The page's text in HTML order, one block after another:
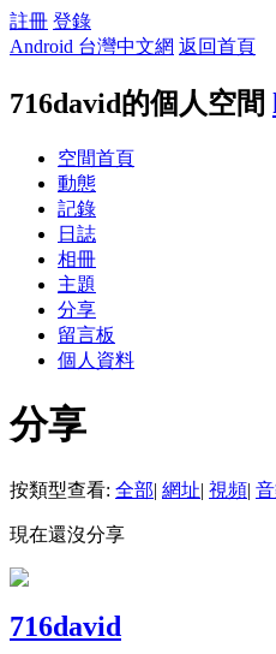
註冊 登錄
Android 台灣中文網 返回首頁
716david的個人空間
空間首頁
動態
記錄
日誌
相冊
主題
分享
留言板
個人資料
分享
按類型查看: 全部| 網址| 視頻|
現在還沒分享
716david